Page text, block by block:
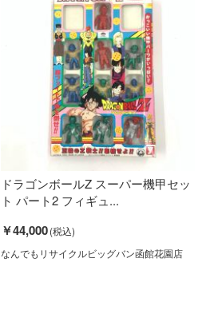
ドラゴンボールZ スーパー機甲セッ
ト パート2 フィギュ...
￥44,000
なんでもリサイクルビッグバン函館花園店